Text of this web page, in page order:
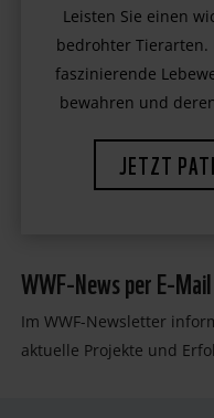
Leisten Sie einen
bedrohter Tierarten.
faszinierende
bewahren und
JETZT
WWF-News per E-Mail
Im WWF-Newsletter
aktuelle Projekte und